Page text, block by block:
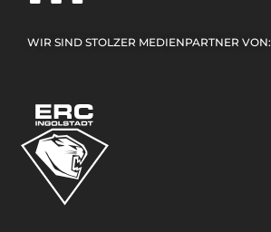
WIR SIND STOLZER MEDIENPARTNER VON: